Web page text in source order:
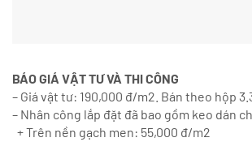
BÁO GIÁ VẬT TƯ VÀ THI CÔNG
– Giá vật tư: 190,000 đ/m2. Bán theo hộp
– Nhân công lắp đặt đã bao gồm keo dán
+ Trên nền gạch men: 55,000 đ/m2